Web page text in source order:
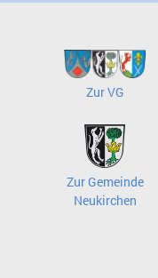
Zur VG
Zur Gemeinde
Neukirchen